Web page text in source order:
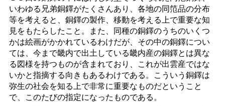
いわゆる兄弟銅鐸がたくさんあり、各地の同笵品の分布
等を考えると、銅鐸の製作、移動を考える上で重要な知
見をもたらしたこと。また、同種の銅鐸のうちのいくつ
かは絵画がかかれているわけだが、その中の銅鐸につい
ては、今まで畿内で出土している畿内産の銅鐸とは異な
る図様を持つものが含まれており、これが出雲産ではな
いかと指摘する向きもあるわけである。こういう銅鐸は
弥生の社会を知る上で非常に重要なものだということ
で、このたびの指定になったものである。